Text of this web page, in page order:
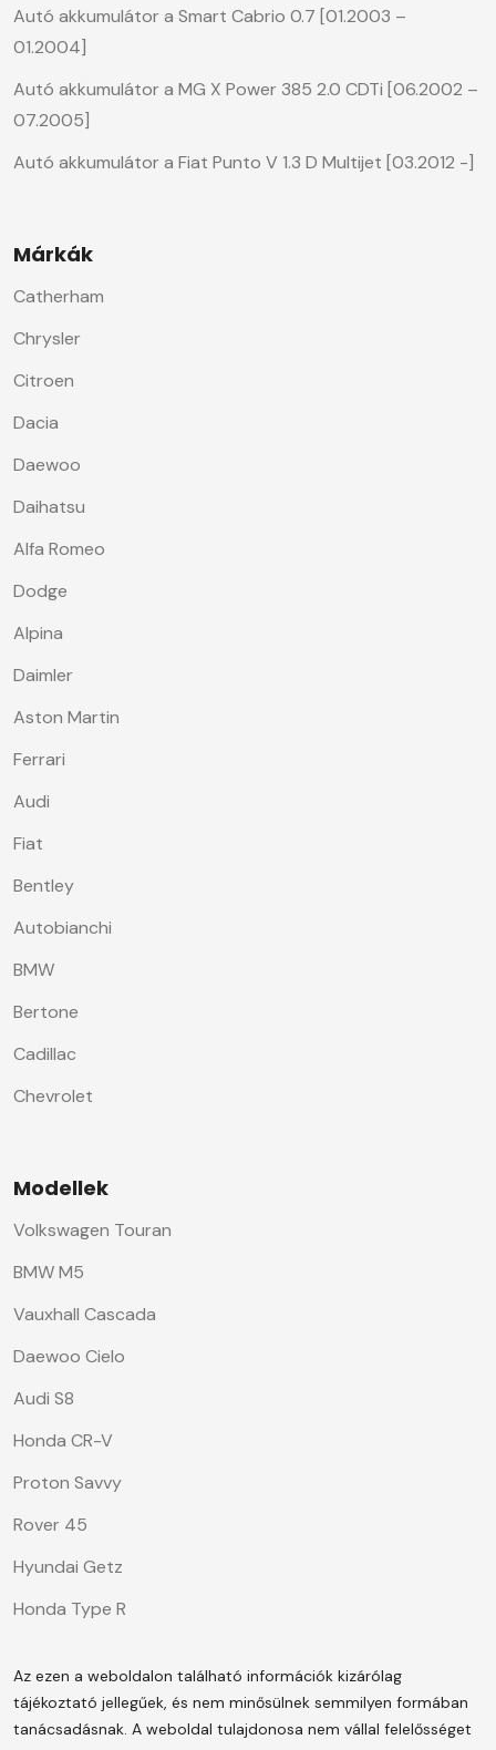
Autó akkumulátor a Smart Cabrio 0.7 [01.2003 –
01.2004]
Autó akkumulátor a MG X Power 385 2.0 CDTi [06.2002 –
07.2005]
Autó akkumulátor a Fiat Punto V 1.3 D Multijet [03.2012 -]
Márkák
Catherham
Chrysler
Citroen
Dacia
Daewoo
Daihatsu
Alfa Romeo
Dodge
Alpina
Daimler
Aston Martin
Ferrari
Audi
Fiat
Bentley
Autobianchi
BMW
Bertone
Cadillac
Chevrolet
Modellek
Volkswagen Touran
BMW M5
Vauxhall Cascada
Daewoo Cielo
Audi S8
Honda CR-V
Proton Savvy
Rover 45
Hyundai Getz
Honda Type R
Az ezen a weboldalon található információk kizárólag
tájékoztató jellegűek, és nem minősülnek semmilyen formában
tanácsadásnak. A weboldal tulajdonosa nem vállal felelősséget